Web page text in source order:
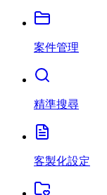
案件管理
精準搜尋
客製化設定